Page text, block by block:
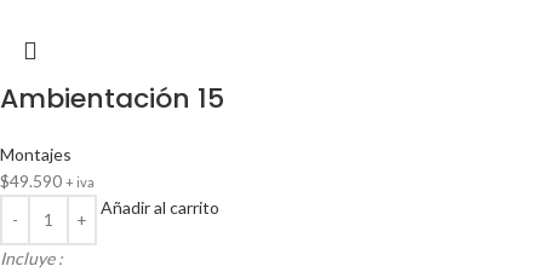
Ambientación 15
Montajes
$49.590 + iva
Añadir al carrito
Incluye :